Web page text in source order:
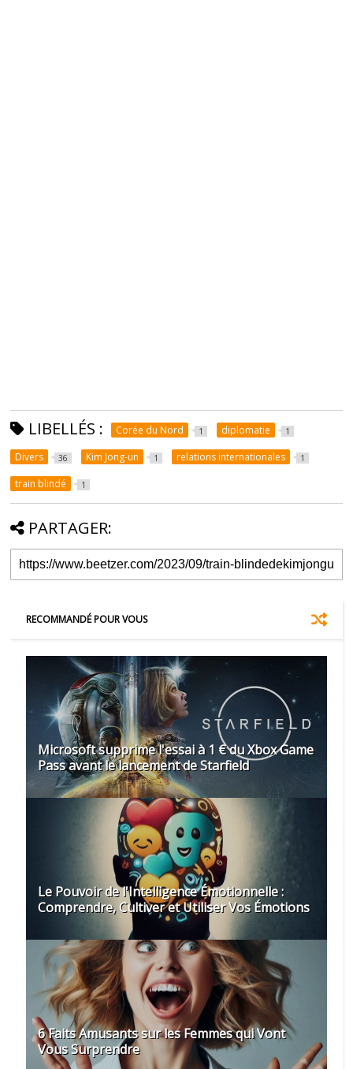
LIBELLÉS : Corée du Nord 1 diplomatie 1
Divers 36 Kim Jong-un 1 relations internationales 1
train blindé 1
PARTAGER:
RECOMMANDÉ POUR VOUS
Microsoft supprime l'essai à 1 € du Xbox Game
Pass avant le lancement de Starfield
Le Pouvoir de l'Intelligence Émotionnelle :
Comprendre, Cultiver et Utiliser Vos Émotions
6 Faits Amusants sur les Femmes qui Vont
Vous Surprendre